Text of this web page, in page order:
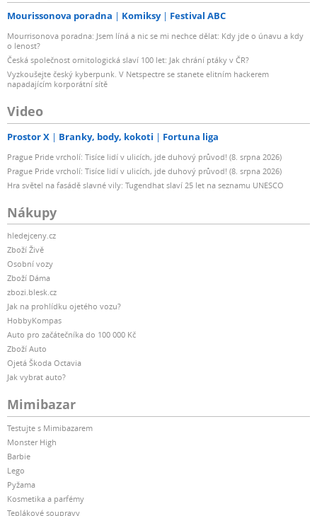
Mourissonova poradna Komiksy Festival ABC
Mourrisonova poradna: Jsem líná a nic se mi nechce dělat: Kdy jde o únavu a kdy
o lenost?
Česká společnost ornitologická slaví 100 let: Jak chrání ptáky v ČR?
Vyzkoušejte český kyberpunk. V Netspectre se stanete elitním hackerem
napadajícím korporátní sítě
Video
Prostor X Branky, body, kokoti Fortuna liga
Prague Pride vrcholí: Tisíce lidí v ulicích, jde duhový průvod! (8. srpna 2026)
Prague Pride vrcholí: Tisíce lidí v ulicích, jde duhový průvod! (8. srpna 2026)
Hra světel na fasádě slavné vily: Tugendhat slaví 25 let na seznamu UNESCO
Nákupy
hledejceny.cz
Zboží Živě
Osobní vozy
Zboží Dáma
zbozi.blesk.cz
Jak na prohlídku ojetého vozu?
HobbyKompas
Auto pro začátečníka do 100 000 Kč
Zboží Auto
Ojetá Škoda Octavia
Jak vybrat auto?
Mimibazar
Testujte s Mimibazarem
Monster High
Barbie
Lego
Pyžama
Kosmetika a parfémy
Teplákové soupravy